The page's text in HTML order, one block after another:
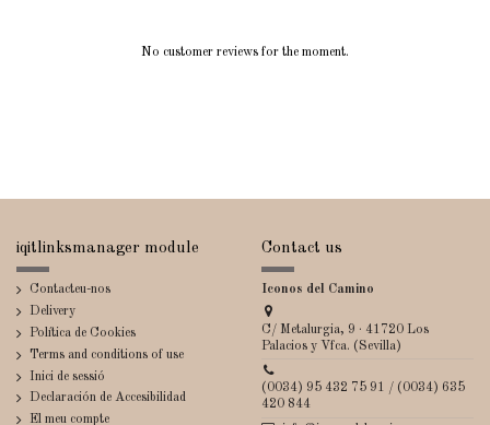
No customer reviews for the moment.
iqitlinksmanager module
Contacteu-nos
Delivery
Política de Cookies
Terms and conditions of use
Inici de sessió
Declaración de Accesibilidad
El meu compte
Contact us
Iconos del Camino
C/ Metalurgia, 9 · 41720 Los
Palacios y Vfca. (Sevilla)
(0034) 95 432 75 91 / (0034) 635
420 844